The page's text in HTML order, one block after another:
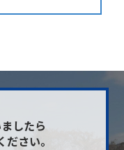
したら
さい。